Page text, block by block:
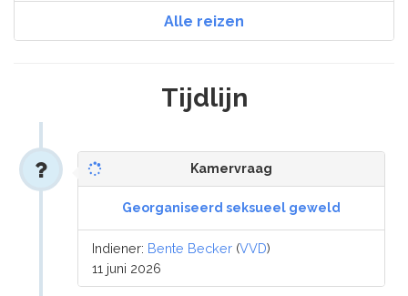
Alle reizen
Tijdlijn
Kamervraag
Georganiseerd seksueel geweld
Indiener: Bente Becker (VVD)
11 juni 2026